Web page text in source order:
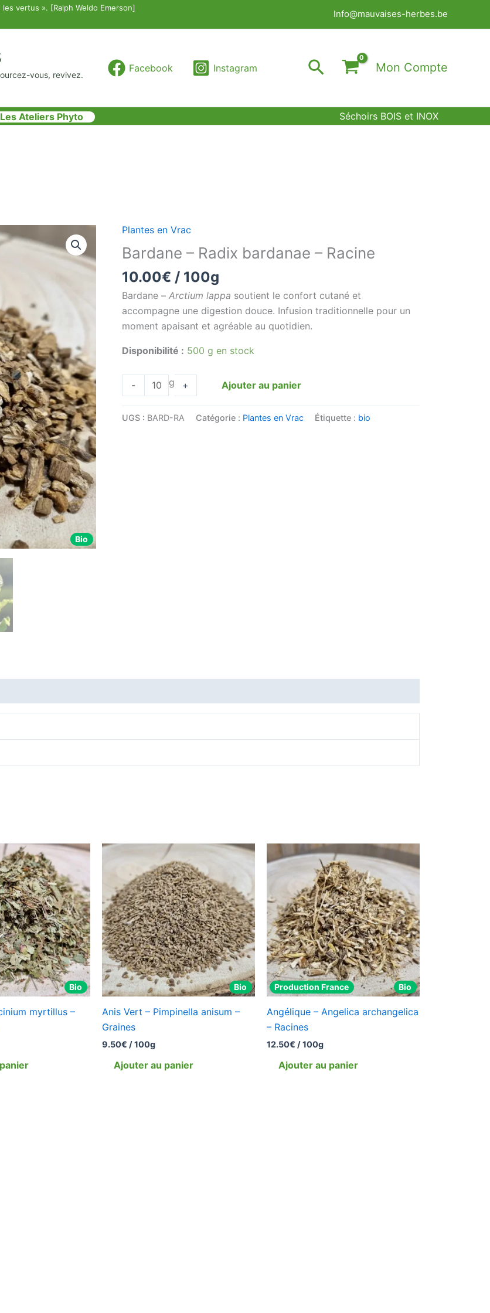
vertus ». [Ralph Weldo Emerson]
Info@mauvaises-herbes.be
vous, revivez.
Facebook Instagram RechercherMon Compte
Les Ateliers Phyto Séchoirs BOIS et INOX
Bio
Plantes en Vrac
Bardane – Radix bardanae – Racine
10.00€ / 100g
Bardane –Arctium lappa soutient le confort cutané et
accompagne une digestion douce. Infusion traditionnelle pour un
moment apaisant et agréable au quotidien.
Disponibilité : 500 g en stock
-
quantité
de
Bardane
-
Radix
bardanae
-
g + Ajouter au panier
UGS : BARD-RA Catégorie : Plantes en Vrac Étiquette : bio
Bio
myrtillus –
Bio
Anis Vert – Pimpinella anisum –
Graines
9.50€ / 100g
Ajouter au panier
Production France Bio
Angélique – Angelica archangelica
– Racines
12.50€ / 100g
Ajouter au panier